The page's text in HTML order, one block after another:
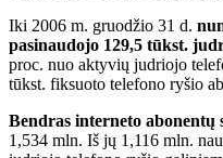
Iki 2006 m. gruodžio 31 d.
pasinaudojo 129,5 tūkst.
proc. nuo aktyvių judriojo
tūkst. fiksuoto telefono ryšio
Bendras interneto abonentų
1,534 mln. Iš jų 1,116 mln.